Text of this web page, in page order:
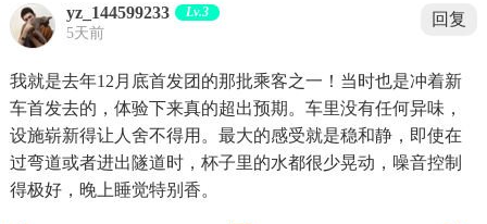
yz_144599233 Lv.3
5天前
回复
我就是去年12月底首发团的那批乘客之一！当时也是冲着新
车首发去的，体验下来真的超出预期。车里没有任何异味，
设施崭新得让人舍不得用。最大的感受就是稳和静，即使在
过弯道或者进出隧道时，杯子里的水都很少晃动，噪音控制
得极好，晚上睡觉特别香。